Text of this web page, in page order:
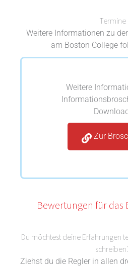
Termine
Weitere Informationen zu
am Boston College
Weitere
Zur
Bewertungen für das
Du möchtest deine Erfahrungen
Ziehst du die Regler in allen